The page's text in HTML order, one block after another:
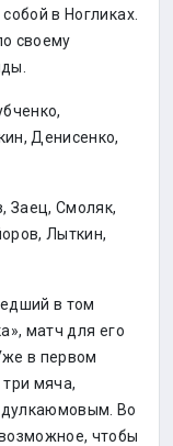
в Ногликах.
своему
Денисенко,
Заец, Смоляк,
Лыткин,
в том
матч для его
в первом
мяча,
Во
чтобы